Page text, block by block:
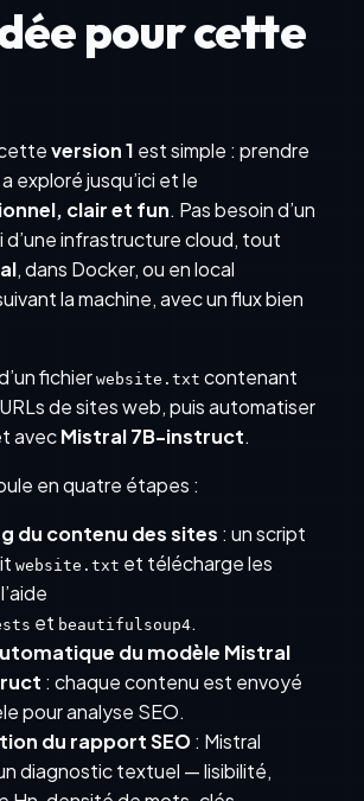
pour cette
version 1 est simple : prendre
exploré jusqu’ici et le
clair et fun. Pas besoin d’un
d’une infrastructure cloud, tout
, dans Docker, ou en local
la machine, avec un flux bien
fichier website.txt contenant
de sites web, puis automatiser
avecMistral 7B-instruct.
en quatre étapes :
du contenu des sites : un script
website.txt et télécharge les
et beautifulsoup4.
du modèle Mistral
: chaque contenu est envoyé
pour analyse SEO.
du rapport SEO: Mistral
diagnostic textuel — lisibilité,